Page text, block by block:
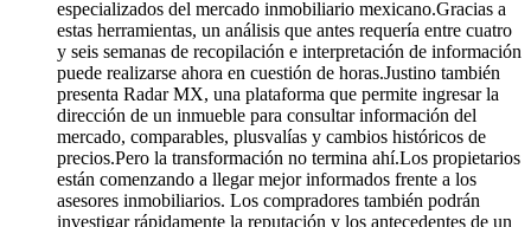
especializados del mercado inmobiliario mexicano.Gracias a
estas herramientas, un análisis que antes requería entre cuatro
y seis semanas de recopilación e interpretación de información
puede realizarse ahora en cuestión de horas.Justino también
presenta Radar MX, una plataforma que permite ingresar la
dirección de un inmueble para consultar información del
mercado, comparables, plusvalías y cambios históricos de
precios.Pero la transformación no termina ahí.Los propietarios
están comenzando a llegar mejor informados frente a los
asesores inmobiliarios. Los compradores también podrán
investigar rápidamente la reputación y los antecedentes de un